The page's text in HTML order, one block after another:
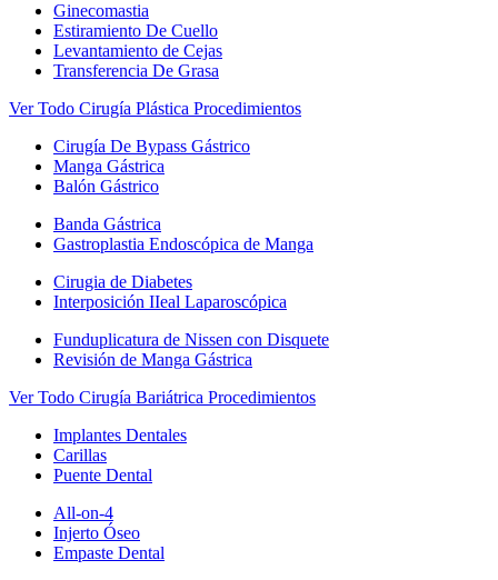
Ginecomastia
Estiramiento De Cuello
Levantamiento de Cejas
Transferencia De Grasa
Ver Todo Cirugía Plástica Procedimientos
Cirugía De Bypass Gástrico
Manga Gástrica
Balón Gástrico
Banda Gástrica
Gastroplastia Endoscópica de Manga
Cirugia de Diabetes
Interposición IIeal Laparoscópica
Funduplicatura de Nissen con Disquete
Revisión de Manga Gástrica
Ver Todo Cirugía Bariátrica Procedimientos
Implantes Dentales
Carillas
Puente Dental
All-on-4
Injerto Óseo
Empaste Dental